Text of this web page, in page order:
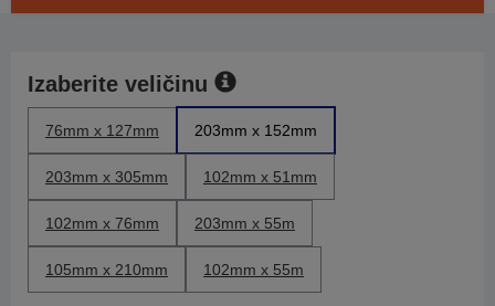
Izaberite veličinu
76mm x 127mm 203mm x 152mm
203mm x 305mm 102mm x 51mm
102mm x 76mm 203mm x 55m
105mm x 210mm 102mm x 55m